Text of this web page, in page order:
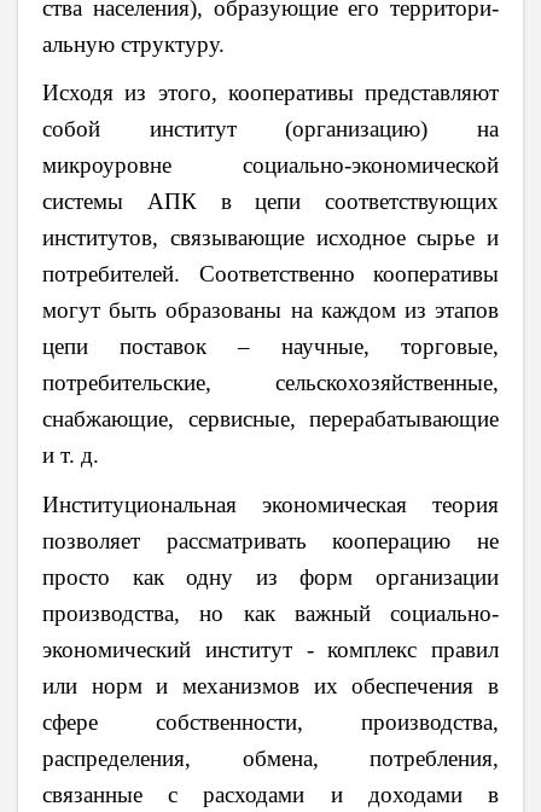
ст­ва на­се­ления), об­ра­зую­щие его тер­ри­то­ри­
аль­ную струк­ту­ру.
Исходя из этого, кооперативы представляют
собой институт (организацию) на
микроуровне социально-экономической
системы АПК в цепи соответствующих
институтов, связывающие исходное сырье и
потребителей. Соответственно кооперативы
могут быть образованы на каждом из этапов
цепи поставок – научные, торговые,
потребительские, сельскохозяйственные,
снабжающие, сервисные, перерабатывающие
и т. д.
Институциональная экономическая теория
позволяет рассматривать кооперацию не
просто как одну из форм организации
производства, но как важный социально-
экономический институт - комплекс правил
или норм и механизмов их обеспечения в
сфере собственности, производства,
распределения, обмена, потребления,
связанные с расходами и доходами в